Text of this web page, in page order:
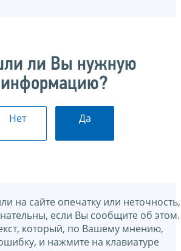
ли Вы нужную
информацию?
Нет Да
на сайте опечатку или неточность,
если Вы сообщите об этом.
который, по Вашему мнению,
и нажмите на клавиатуре